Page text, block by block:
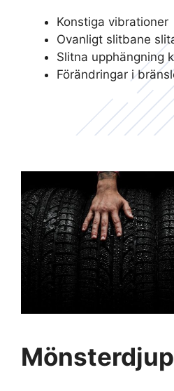
Konstiga vibrationer
Ovanligt slitbane
Slitna upphängning
Förändringar i